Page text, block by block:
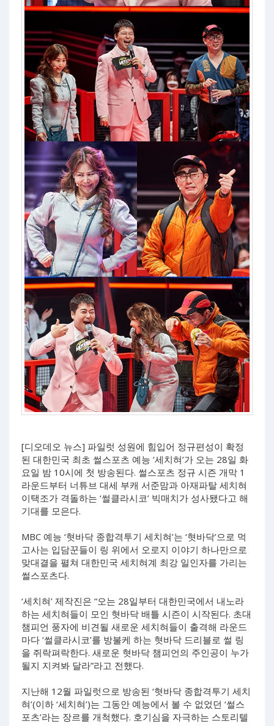
[디오데오 뉴스] 파일럿 성원에 힘입어 정규편성이 확정
된 대한민국 최초 썰스포츠 예능 ‘세치혀’가 오는 28일 화
요일 밤 10시에 첫 방송된다. 썰스포츠 정규 시즌 개막 1
라운드부터 너튜브 대세 부캐 서준맘과 아재파탈 세치혀
이택조가 격돌하는 ‘썰클라시코’ 빅매치가 성사됐다고 해
기대를 모은다.
MBC 예능 ‘혓바닥 종합격투기 세치혀’는 ‘혓바닥’으로 먹
고사는 입담꾼들이 링 위에서 오로지 이야기 하나만으로
맞대결을 펼쳐 대한민국 세치혀계 최강 일인자를 가리는
썰스포츠다.
‘세치혀’ 제작진은 “오는 28일부터 대한민국에서 내노라
하는 세치혀들이 모인 혓바닥 배틀 시즌이 시작된다. 초대
챔피언 풍자에 비견될 새로운 세치혀들이 출격해 라운드
마다 ‘썰클라시코’를 방불케 하는 혓바닥 드리블로 썰 링
을 쥐락펴락한다. 새로운 혓바닥 챔피언의 주인공이 누가
될지 지켜봐 달라”라고 전했다.
지난해 12월 파일럿으로 방송된 ‘혓바닥 종합격투기 세치
혀’(이하 ‘세치혀’)는 그동안 예능에서 볼 수 없었던 ‘썰스
포츠’라는 장르를 개척했다. 호기심을 자극하는 스토리텔